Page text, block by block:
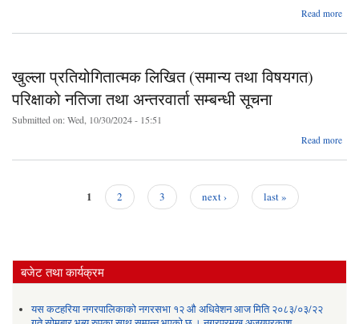
Read more
खुल्ला प्रतियोगितात्मक लिखित (समान्य तथा विषयगत)
परिक्षाको नतिजा तथा अन्तरवार्ता सम्बन्धी सूचना
Submitted on:Wed, 10/30/2024 - 15:51
Read more
1 2 3 next › last »
बजेट तथा कार्यक्रम
यस कटहरिया नगरपालिकाको नगरसभा १२ औ अधिवेशन आज मिति २०८३/०३/२२